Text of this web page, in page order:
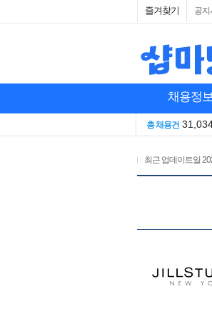
즐겨찾기 공지
채용정
총 채용건
최근 업데이트일